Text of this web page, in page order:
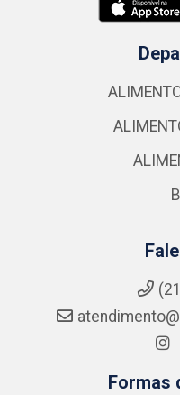
Formas